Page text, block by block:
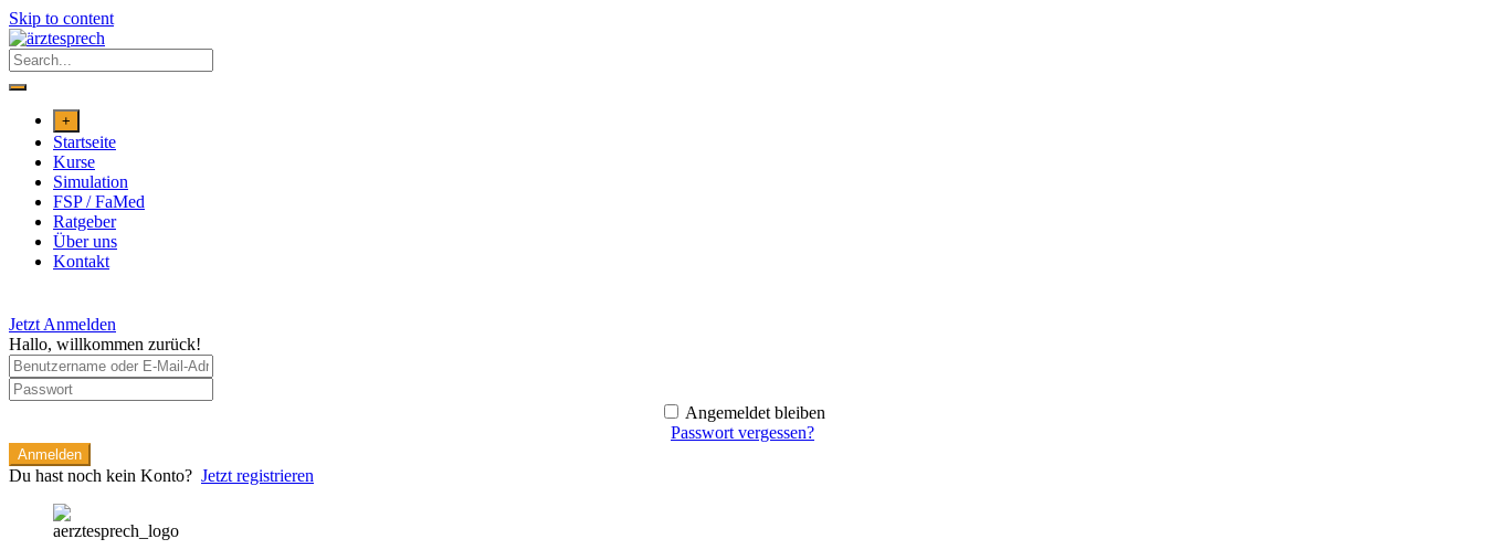
Skip to content
+
Startseite
Kurse
Simulation
FSP / FaMed
Ratgeber
Über uns
Kontakt
Jetzt Anmelden
Hallo, willkommen zurück!
Angemeldet bleiben
Passwort vergessen?
Anmelden
Du hast noch kein Konto? Jetzt registrieren